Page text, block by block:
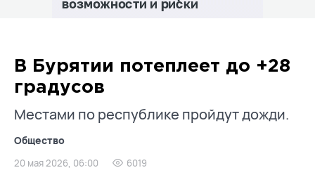
В Бурятии потеплеет до +28
градусов
Местами по республике пройдут дожди.
Общество
20 мая 2026, 06:00 6019